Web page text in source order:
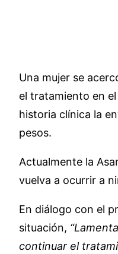
Una mujer se
el tratamiento en
historia clínica la
pesos.
Actualmente la
vuelva a ocurrir a
En diálogo con el
situación,
continuar el